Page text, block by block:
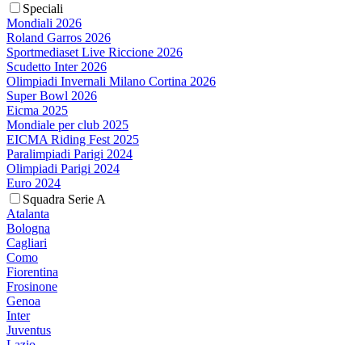
Speciali
Mondiali 2026
Roland Garros 2026
Sportmediaset Live Riccione 2026
Scudetto Inter 2026
Olimpiadi Invernali Milano Cortina 2026
Super Bowl 2026
Eicma 2025
Mondiale per club 2025
EICMA Riding Fest 2025
Paralimpiadi Parigi 2024
Olimpiadi Parigi 2024
Euro 2024
Squadra Serie A
Atalanta
Bologna
Cagliari
Como
Fiorentina
Frosinone
Genoa
Inter
Juventus